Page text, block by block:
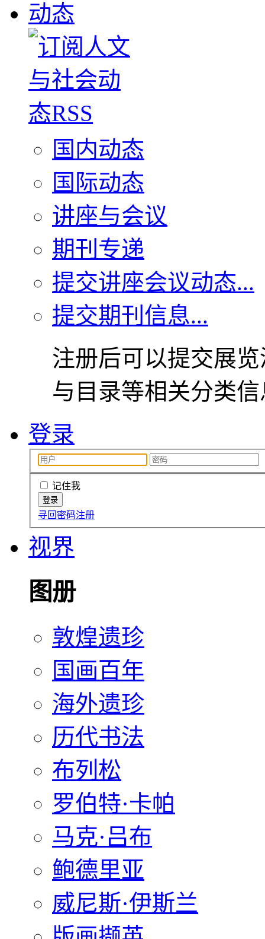
动态
国内动态
国际动态
讲座与会议
期刊专递
提交讲座会议动态...
提交期刊信息...
注册后可以提交展
与目录等相关分类
登录
记住我
寻回密码注册
视界
图册
敦煌遗珍
国画百年
海外遗珍
历代书法
布列松
罗伯特·卡帕
马克·吕布
鲍德里亚
威尼斯·伊斯兰